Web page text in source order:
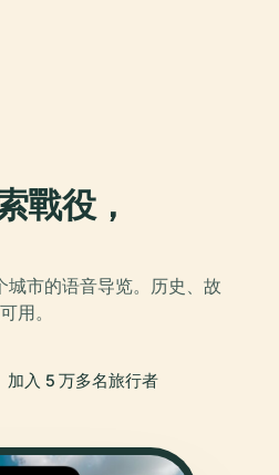
戰役，
城市的语音导览。历史、故
用。
加入 5 万多名旅行者